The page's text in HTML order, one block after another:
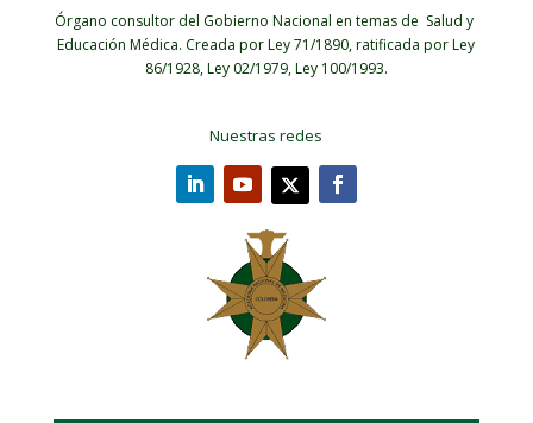
Órgano consultor del Gobierno Nacional en temas de Salud y
Educación Médica. Creada por Ley 71/1890, ratificada por Ley
86/1928, Ley 02/1979, Ley 100/1993.
Nuestras redes